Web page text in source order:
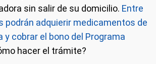
sin salir de su domicilio. Entre
podrán adquierir medicamentos de
y cobrar el bono del Programa
hacer el trámite?